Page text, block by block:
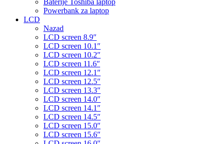
Baterije Toshiba laptop
Powerbank za laptop
LCD
Nazad
LCD screen 8.9″
LCD screen 10.1″
LCD screen 10.2″
LCD screen 11.6″
LCD screen 12.1″
LCD screen 12.5″
LCD screen 13.3″
LCD screen 14.0″
LCD screen 14.1″
LCD screen 14.5″
LCD screen 15.0″
LCD screen 15.6″